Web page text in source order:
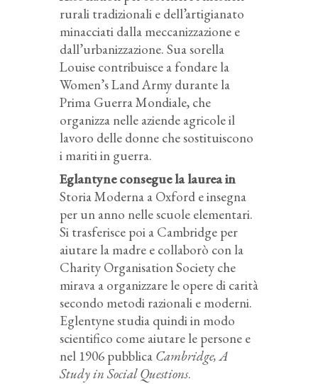
rurali tradizionali e dell’artigianato
minacciati dalla meccanizzazione e
dall’urbanizzazione. Sua sorella
Louise contribuisce a fondare la
Women’s Land Army durante la
Prima Guerra Mondiale, che
organizza nelle aziende agricole il
lavoro delle donne che sostituiscono
i mariti in guerra.
Eglantyne consegue la laurea in
Storia Moderna a Oxford e insegna
per un anno nelle scuole elementari.
Si trasferisce poi a Cambridge per
aiutare la madre e collaborò con la
Charity Organisation Society che
mirava a organizzare le opere di carità
secondo metodi razionali e moderni.
Eglentyne studia quindi in modo
scientifico come aiutare le persone e
nel 1906 pubblica Cambridge, A
Study in Social Questions.